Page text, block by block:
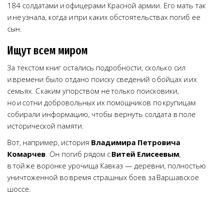
184 солдатами и офицерами Красной армии. Его мать так
и не узнала, когда и при каких обстоятельствах погиб ее
сын.
Ищут всем миром
За текстом книг остались подробности, сколько сил
и времени было отдано поиску сведений о бойцах и их
семьях. С каким упорством не только поисковики,
но и сотни добровольных их помощников по крупицам
собирали информацию, чтобы вернуть солдата в поле
исторической памяти.
Вот, например, история Владимира Петровича
Комарчев. Он погиб рядом сВитей Елисеевым,
в той же воронке урочища Кавказ — деревни, полностью
уничтоженной во время страшных боев за Варшавское
шоссе.